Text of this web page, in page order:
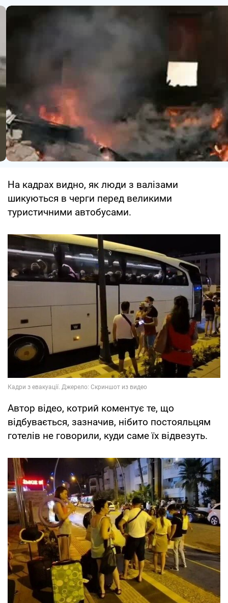
На кадрах видно, як люди з валізами
шикуються в черги перед великими
туристичними автобусами.
Автор відео, котрий коментує те, що
відбувається, зазначив, нібито постояльцям
готелів не говорили, куди саме їх відвезуть.